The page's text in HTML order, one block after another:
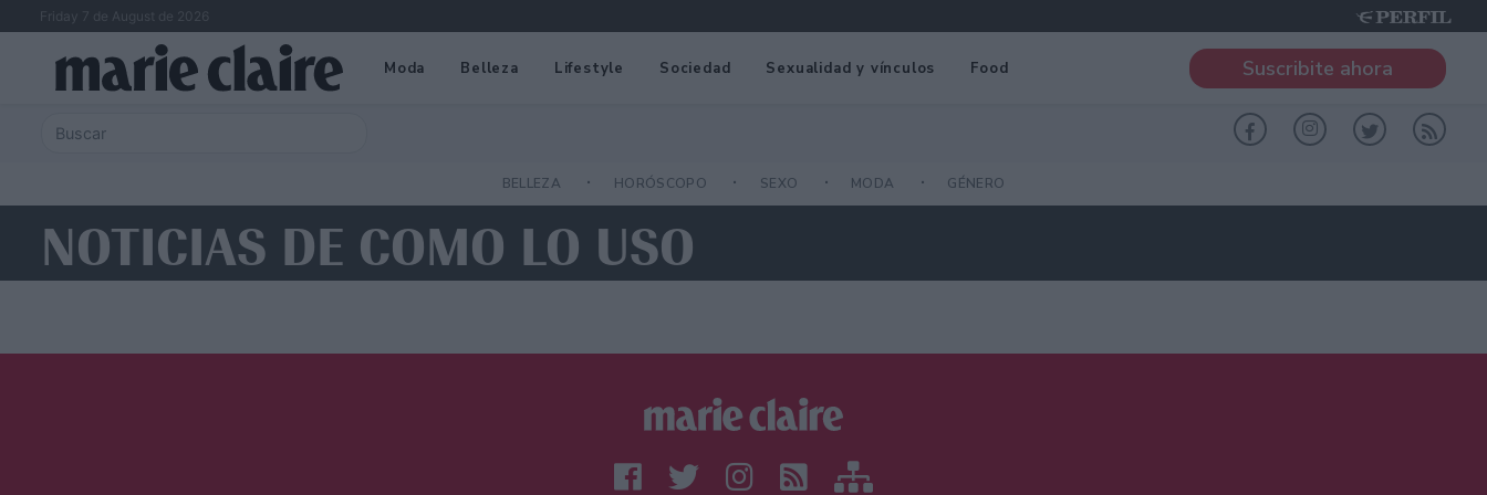
Friday 7 de August de 2026
Moda Belleza Lifestyle Sociedad Sexualidad y vínculos Food Suscribite ahora
BELLEZA HORÓSCOPO SEXO MODA GÉNERO
NOTICIAS DE COMO LO USO